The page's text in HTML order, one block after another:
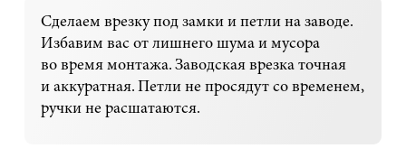
Сделаем врезку под замки и петли на заводе.
Избавим вас от лишнего шума и мусора
во время монтажа. Заводская врезка точная
и аккуратная. Петли не просядут со временем,
ручки не расшатаются.